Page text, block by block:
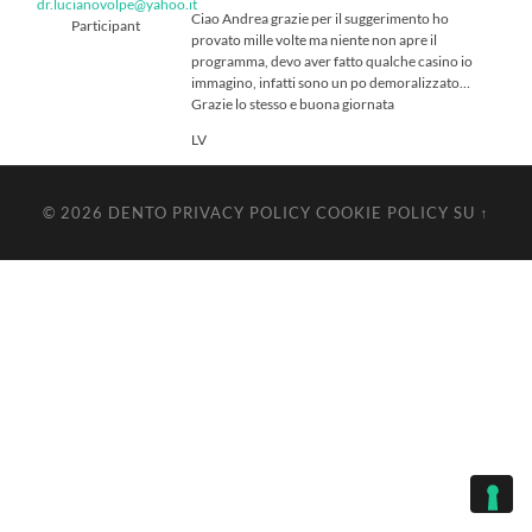
dr.lucianovolpe@yahoo.it
Participant
Ciao Andrea grazie per il suggerimento ho
provato mille volte ma niente non apre il
programma, devo aver fatto qualche casino io
immagino, infatti sono un po demoralizzato…
Grazie lo stesso e buona giornata
LV
© 2026 DENTO PRIVACY POLICY COOKIE POLICY SU ↑